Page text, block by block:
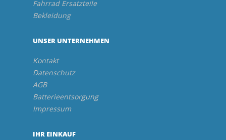
Fahrrad Ersatzteile
Bekleidung
UNSER UNTERNEHMEN
Kontakt
Datenschutz
AGB
Batterieentsorgung
Impressum
IHR EINKAUF